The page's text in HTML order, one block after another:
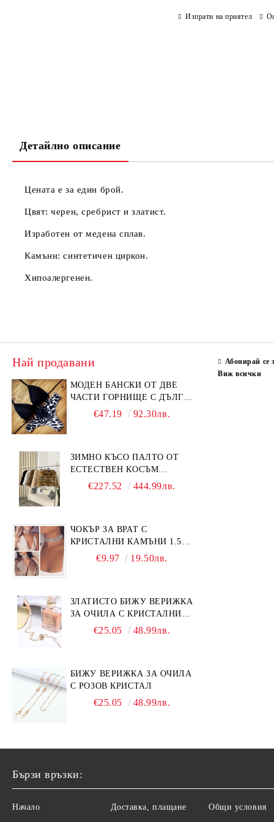
Изпрати на приятел
Детайлно описание
Цената е за един брой.
Цвят: черен, сребрист и златист.
Изработен от медена сплав.
Камъни: синтетичен циркон.
Хипоалергенен.
Най продавани
МОДЕН БАНСКИ ОТ ДВЕ
ЧАСТИ ГОРНИЩЕ С ДЪЛГИ
РЕСНИ€47.19 92.30лв.
ЗИМНО КЪСО ПАЛТО ОТ
ЕСТЕСТВЕН КОСЪМ
ЛИСИЦА
€227.52 444.99лв.
ЧОКЪР ЗА ВРАТ С
КРИСТАЛНИ КАМЪНИ 1.5
€9.97 19.50лв.
ЗЛАТИСТО БИЖУ ВЕРИЖКА
ЗА ОЧИЛА С КРИСТАЛНИ
КАМЪНИ И ПЕРЛИ
€25.05 48.99лв.
БИЖУ ВЕРИЖКА ЗА ОЧИЛА
С РОЗОВ КРИСТАЛ
€25.05 48.99лв.
Абонирай се
Виж всички
Бързи връзки:
Начало Доставка, плащане Общи условия